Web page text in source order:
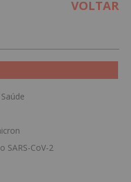
VOLTAR
SARS-CoV-2